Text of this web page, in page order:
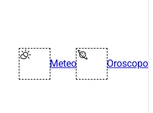
Meteo Oroscopo